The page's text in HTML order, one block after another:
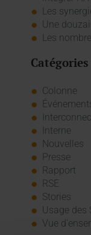
Les
Une
Les
Catégories
Colonne
Interne
Nouvelles
Presse
Rapport
RSE
Stories
Usage des
Vue